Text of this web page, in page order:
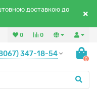
доставкою до
0
0
347-18-54
0